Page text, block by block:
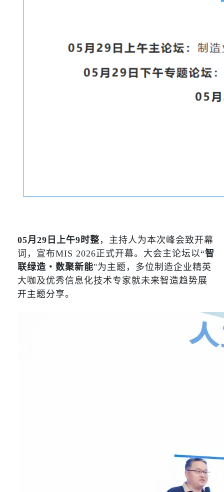
05月29日上午9时整，主持人为本次峰会致开幕
词，宣布MIS 2026正式开幕。大会主论坛以“智
联绿造・数聚新能"为主题，多位制造企业精英
大咖及优秀信息化技术专家就未来智造趋势展
开主题分享。